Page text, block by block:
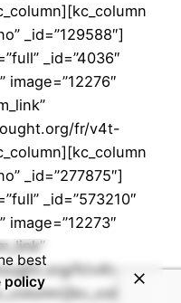
_id=”129588″]
_id=”4036″
image=”12276″
fr/v4t-
_id=”277875″]
_id=”573210″
image=”12273″
fr/v4t-
best
policy